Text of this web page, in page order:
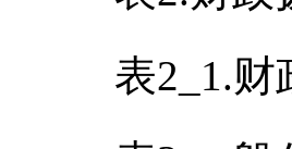
表2_1.